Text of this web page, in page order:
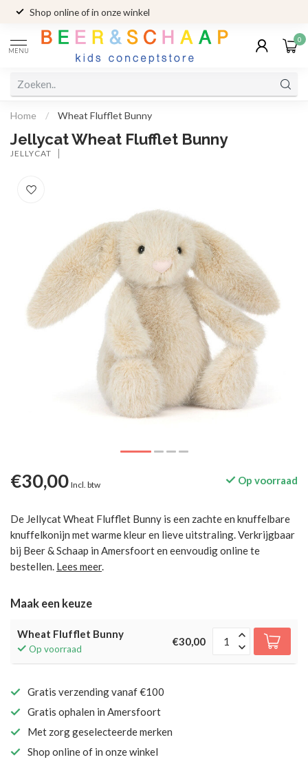
Shop online of in onze winkel
MENU
0
Home / Wheat Flufflet Bunny
Jellycat Wheat Flufflet Bunny
JELLYCAT
€30,00 Incl. btw Op voorraad
De Jellycat Wheat Flufflet Bunny is een zachte en knuffelbare
knuffelkonijn met warme kleur en lieve uitstraling. Verkrijgbaar
bij Beer & Schaap in Amersfoort en eenvoudig online te
bestellen. Lees meer.
Maak een keuze
Wheat Flufflet Bunny
Op voorraad
€30,00
Gratis verzending vanaf €100
Gratis ophalen in Amersfoort
Met zorg geselecteerde merken
Shop online of in onze winkel